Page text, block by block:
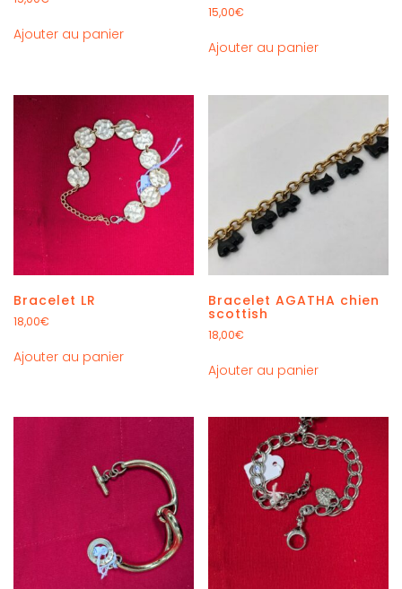
Ajouter au panier
15,00€
Ajouter au panier
Bracelet LR
18,00€
Ajouter au panier
Bracelet AGATHA chien
scottish
18,00€
Ajouter au panier